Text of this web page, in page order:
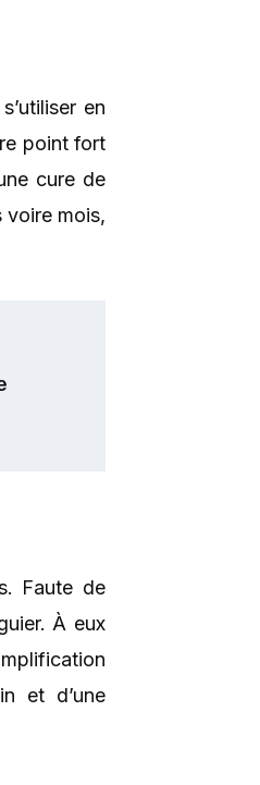
en
point fort
cure de
voire mois,
Faute de
À eux
et d’une